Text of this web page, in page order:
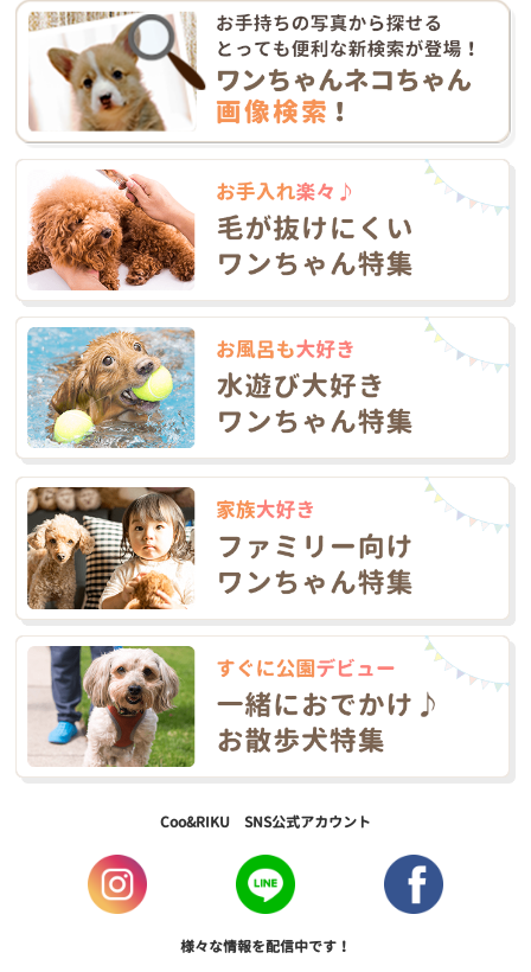
Coo&RIKU SNS公式アカウント
様々な情報を配信中です！